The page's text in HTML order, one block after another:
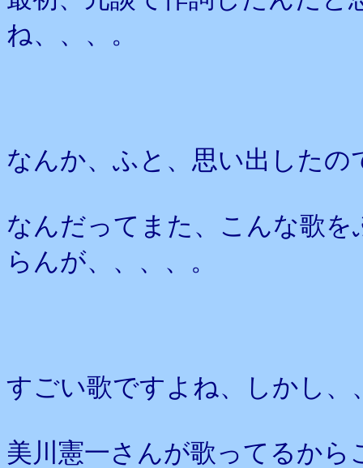
ね、、、。
なんか、ふと、思い出したの
なんだってまた、こんな歌
らんが、、、、。
すごい歌ですよね、しかし、
美川憲一さんが歌ってるから